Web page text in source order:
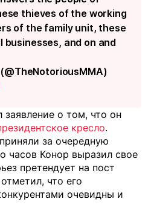
thieves of the working
of the family unit, these
and on and
о том, что он
кресло.
за очередную
часов Конор выразил свое
претендует на пост
что его
очевидны и